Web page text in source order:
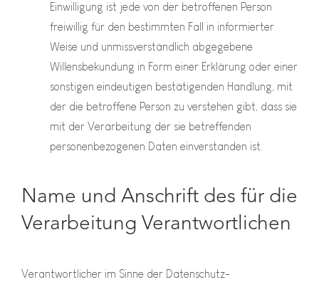
Einwilligung ist jede von der betroffenen Person
freiwillig für den bestimmten Fall in informierter
Weise und unmissverständlich abgegebene
Willensbekundung in Form einer Erklärung oder einer
sonstigen eindeutigen bestätigenden Handlung, mit
der die betroffene Person zu verstehen gibt, dass sie
mit der Verarbeitung der sie betreffenden
personenbezogenen Daten einverstanden ist.
Name und Anschrift des für die
Verarbeitung Verantwortlichen
Verantwortlicher im Sinne der Datenschutz-